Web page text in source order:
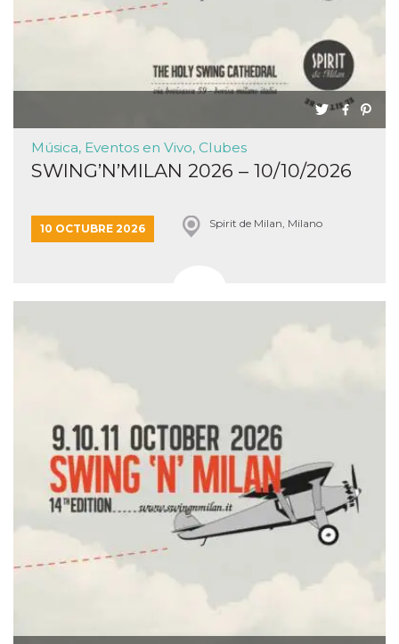
Música, Eventos en Vivo, Clubes
SWING’N’MILAN 2026 – 10/10/2026
10 OCTUBRE 2026 Spirit de Milan, Milano
graduali,